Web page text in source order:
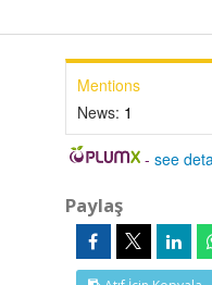
Mentions
News: 1
-see
Paylaş